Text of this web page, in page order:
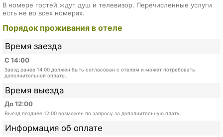
В номере гостей ждут душ и телевизор. Перечисленные услуги
есть не во всех номерах.
Порядок проживания в отеле
Время заезда
С 14:00
Заезд ранее 14:00 должен быть согласован с отелем и может потребовать
дополнительной оплаты.
Время выезда
До 12:00
Выезд позднее 12:00 возможен по запросу за дополнительную плату.
Информация об оплате